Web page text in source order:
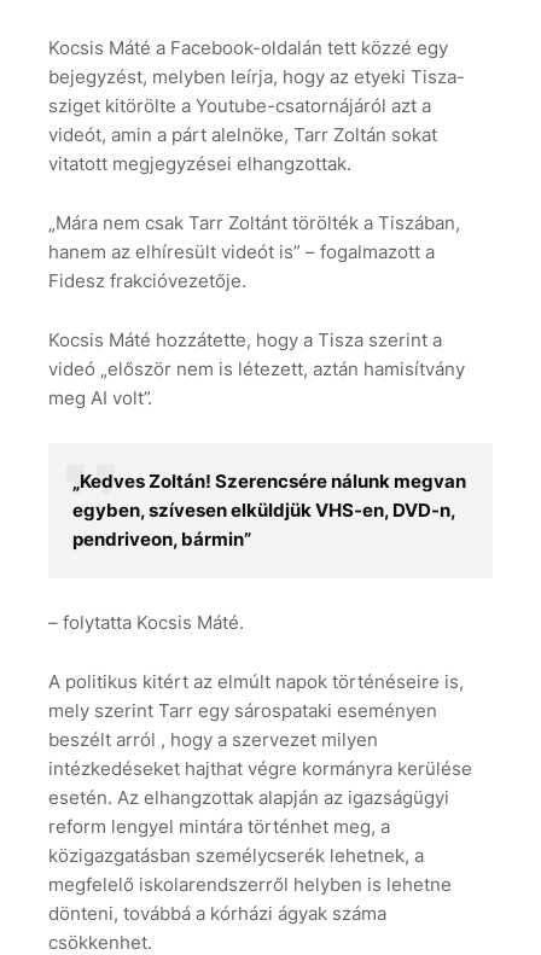
Kocsis Máté a Facebook-oldalán tett közzé egy
bejegyzést, melyben leírja, hogy az etyeki Tisza-
sziget kitörölte a Youtube-csatornájáról azt a
videót, amin a párt alelnöke, Tarr Zoltán sokat
vitatott megjegyzései elhangzottak.
„Mára nem csak Tarr Zoltánt törölték a Tiszában,
hanem az elhíresült videót is” – fogalmazott a
Fidesz frakcióvezetője.
Kocsis Máté hozzátette, hogy a Tisza szerint a
videó „először nem is létezett, aztán hamisítvány
meg AI volt”.
„Kedves Zoltán! Szerencsére nálunk megvan
egyben, szívesen elküldjük VHS-en, DVD-n,
pendriveon, bármin”
– folytatta Kocsis Máté.
A politikus kitért az elmúlt napok történéseire is,
mely szerint Tarr egy sárospataki eseményen
beszélt arról , hogy a szervezet milyen
intézkedéseket hajthat végre kormányra kerülése
esetén. Az elhangzottak alapján az igazságügyi
reform lengyel mintára történhet meg, a
közigazgatásban személycserék lehetnek, a
megfelelő iskolarendszerről helyben is lehetne
dönteni, továbbá a kórházi ágyak száma
csökkenhet.